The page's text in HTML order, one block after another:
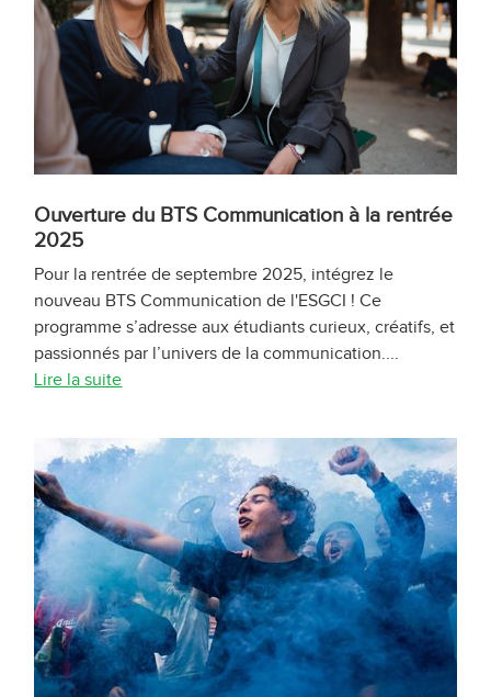
Ouverture du BTS Communication à la rentrée
2025
Pour la rentrée de septembre 2025, intégrez le
nouveau BTS Communication de l'ESGCI ! Ce
programme s’adresse aux étudiants curieux, créatifs, et
passionnés par l’univers de la communication....
Lire la suite